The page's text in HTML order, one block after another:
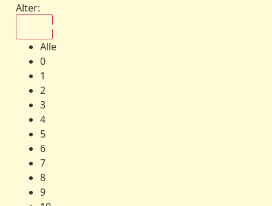
Alter:
Alle
0
1
2
3
4
5
6
7
8
9